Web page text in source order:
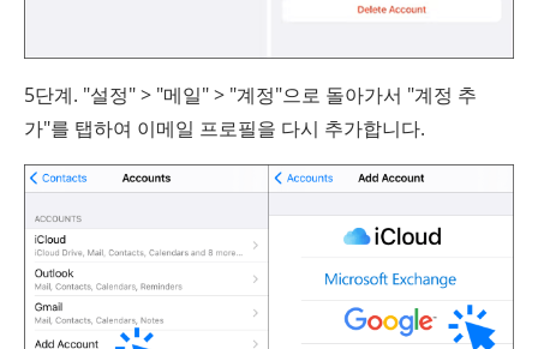
5단계. "설정" > "메일" > "계정"으로 돌아가서 "계정 추
가"를 탭하여 이메일 프로필을 다시 추가합니다.